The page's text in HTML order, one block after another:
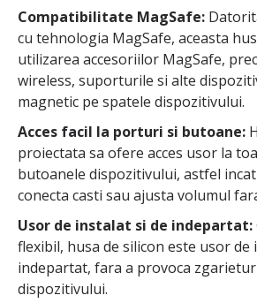
Compatibilitate MagSafe:
cu tehnologia MagSafe, aceasta
utilizarea accesoriilor MagSafe,
wireless, suporturile si alte
magnetic pe spatele dispozitivului.
Acces facil la porturi si butoane:
proiectata sa ofere acces usor la
butoanele dispozitivului, astfel
conecta casti sau ajusta volumul
Usor de instalat si de indepartat:
flexibil, husa de silicon este usor de
indepartat, fara a provoca
dispozitivului.